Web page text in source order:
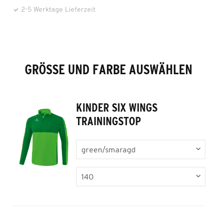
2-5 Werktage Lieferzeit
GRÖSSE UND FARBE AUSWÄHLEN
KINDER SIX WINGS
TRAININGSTOP